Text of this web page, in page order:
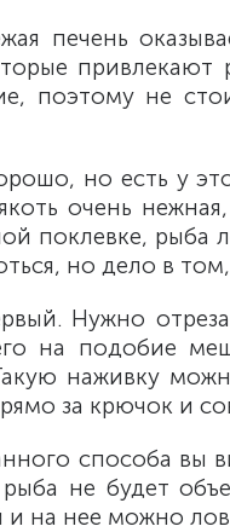
печень
привлекают
поэтому не
но есть у
очень
поклевке, рыба
но дело в
Нужно
на подобие
наживку
за крючок и
способа вы
не будет
на нее можно